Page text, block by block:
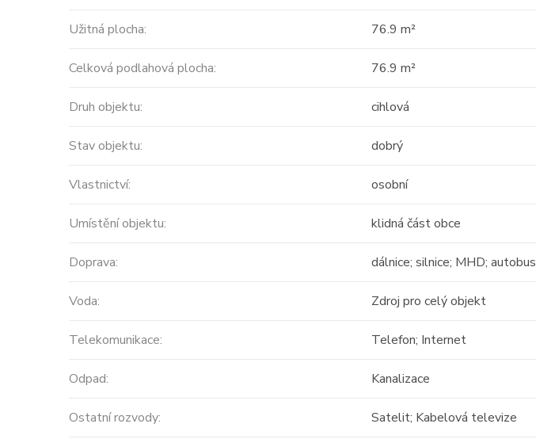
Užitná plocha: 76.9 m²
Celková podlahová plocha: 76.9 m²
Druh objektu: cihlová
Stav objektu: dobrý
Vlastnictví: osobní
Umístění objektu: klidná část obce
Doprava: dálnice; silnice; MHD; autobus
Voda: Zdroj pro celý objekt
Telekomunikace: Telefon; Internet
Odpad: Kanalizace
Ostatní rozvody: Satelit; Kabelová televize